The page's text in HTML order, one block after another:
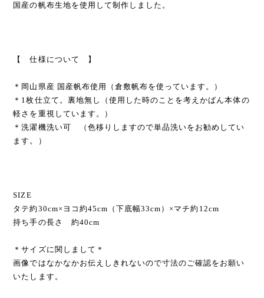
国産の帆布生地を使用して制作しました。
【 仕様について 】
＊岡山県産 国産帆布使用（倉敷帆布を使っています。）
＊1枚仕立て。裏地無し（使用した時のことを考えかばん本体の
軽さを重視しています。）
＊洗濯機洗い可 （色移りしますので単品洗いをお勧めしてい
ます。）
SIZE
タテ約30cm×ヨコ約45cm（下底幅33cm）×マチ約12cm
持ち手の長さ 約40cm
＊サイズに関しまして＊
画像ではなかなかお伝えしきれないので寸法のご確認をお願い
いたします。